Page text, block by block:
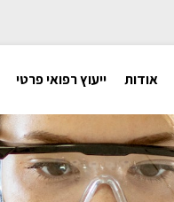
אודות ייעוץ רפואי פרטי